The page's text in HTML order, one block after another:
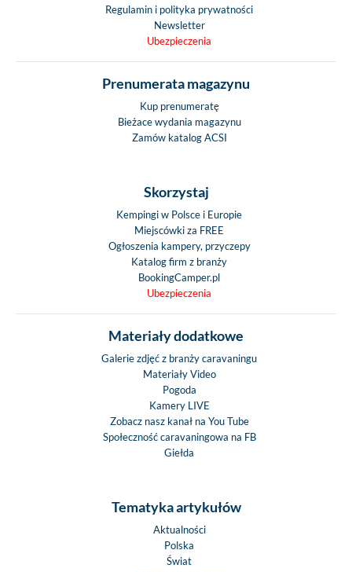
Regulamin i polityka prywatności
Newsletter
Ubezpieczenia
Prenumerata magazynu
Kup prenumeratę
Bieżace wydania magazynu
Zamów katalog ACSI
Skorzystaj
Kempingi w Polsce i Europie
Miejscówki za FREE
Ogłoszenia kampery, przyczepy
Katalog firm z branży
BookingCamper.pl
Ubezpieczenia
Materiały dodatkowe
Galerie zdjęć z branży caravaningu
Materiały Video
Pogoda
Kamery LIVE
Zobacz nasz kanał na You Tube
Społeczność caravaningowa na FB
Giełda
Tematyka artykułów
Aktualności
Polska
Świat